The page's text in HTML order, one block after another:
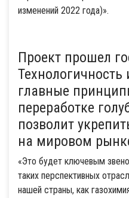
изменений 2022 года)».
Проект прошел
главные
переработке
позволит
на мировом
«Это будет ключевым
таких перспективных
нашей страны, как